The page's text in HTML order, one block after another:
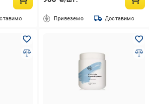
Привеземо Доставимо